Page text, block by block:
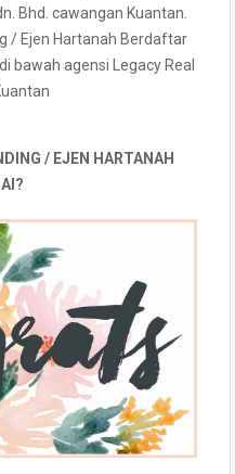
/ Ejen Hartanah Berdaftar
bawah agensi Legacy Real
/ EJEN HARTANAH